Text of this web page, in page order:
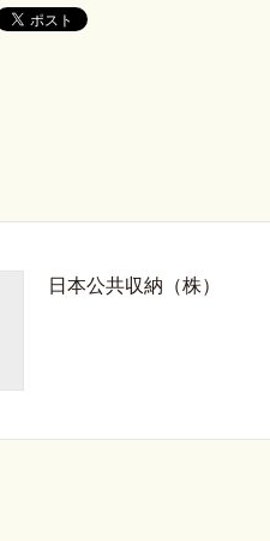
日本公共収納（株）